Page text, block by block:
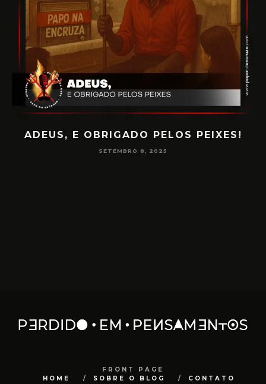
ADEUS, E OBRIGADO PELOS PEIXES!
SETEMBRO 8, 2025
FRONT PAGE
HOME
SOBRE O BLOG CONTATO